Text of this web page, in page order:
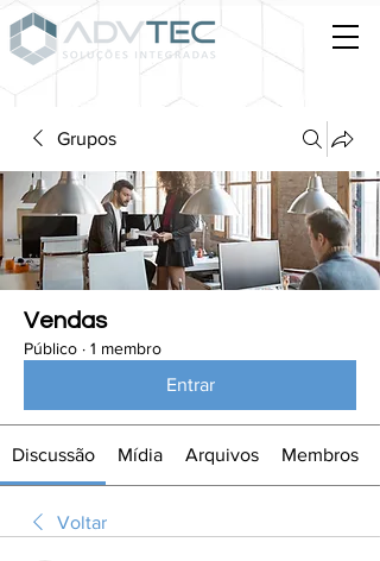
Grupos
Vendas
Público · 1 membro
Entrar
Discussão Mídia Arquivos Membros
Voltar